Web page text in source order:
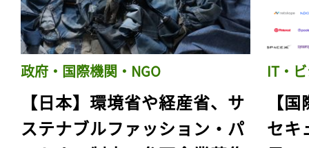
政府・国際機関・NGO
【日本】環境省や経産省、サ
ステナブルファッション・パ
IT・
【
セキ